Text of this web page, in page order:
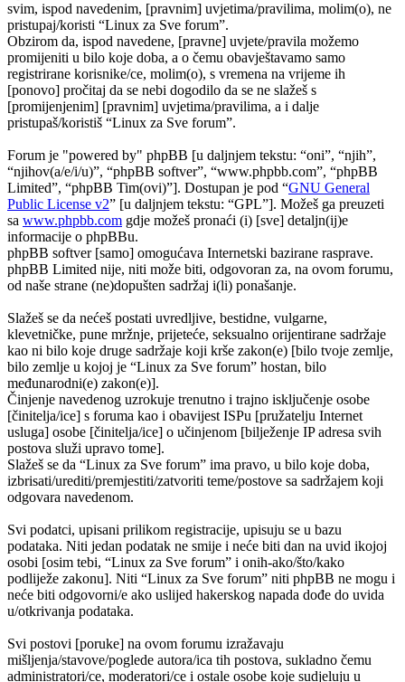
svim, ispod navedenim, [pravnim] uvjetima/pravilima, molim(o), ne
pristupaj/koristi “Linux za Sve forum”.
Obzirom da, ispod navedene, [pravne] uvjete/pravila možemo
promijeniti u bilo koje doba, a o čemu obavještavamo samo
registrirane korisnike/ce, molim(o), s vremena na vrijeme ih
[ponovo] pročitaj da se nebi dogodilo da se ne slažeš s
[promijenjenim] [pravnim] uvjetima/pravilima, a i dalje
pristupaš/koristiš “Linux za Sve forum”.
Forum je "powered by" phpBB [u daljnjem tekstu: “oni”, “njih”,
“njihov(a/e/i/u)”, “phpBB softver”, “www.phpbb.com”, “phpBB
Limited”, “phpBB Tim(ovi)”]. Dostupan je pod “GNU General
Public License v2” [u daljnjem tekstu: “GPL”]. Možeš ga preuzeti
sa www.phpbb.com gdje možeš pronaći (i) [sve] detaljn(ij)e
informacije o phpBBu.
phpBB softver [samo] omogućava Internetski bazirane rasprave.
phpBB Limited nije, niti može biti, odgovoran za, na ovom forumu,
od naše strane (ne)dopušten sadržaj i(li) ponašanje.
Slažeš se da nećeš postati uvredljive, bestidne, vulgarne,
klevetničke, pune mržnje, prijeteće, seksualno orijentirane sadržaje
kao ni bilo koje druge sadržaje koji krše zakon(e) [bilo tvoje zemlje,
bilo zemlje u kojoj je “Linux za Sve forum” hostan, bilo
međunarodni(e) zakon(e)].
Činjenje navedenog uzrokuje trenutno i trajno isključenje osobe
[činitelja/ice] s foruma kao i obavijest ISPu [pružatelju Internet
usluga] osobe [činitelja/ice] o učinjenom [bilježenje IP adresa svih
postova služi upravo tome].
Slažeš se da “Linux za Sve forum” ima pravo, u bilo koje doba,
izbrisati/urediti/premjestiti/zatvoriti teme/postove sa sadržajem koji
odgovara navedenom.
Svi podatci, upisani prilikom registracije, upisuju se u bazu
podataka. Niti jedan podatak ne smije i neće biti dan na uvid ikojoj
osobi [osim tebi, “Linux za Sve forum” i onih-ako/što/kako
podliježe zakonu]. Niti “Linux za Sve forum” niti phpBB ne mogu i
neće biti odgovorni/e ako uslijed hakerskog napada dođe do uvida
u/otkrivanja podataka.
Svi postovi [poruke] na ovom forumu izražavaju
mišljenja/stavove/poglede autora/ica tih postova, sukladno čemu
administratori/ce, moderatori/ce i ostale osobe koje sudjeluju u